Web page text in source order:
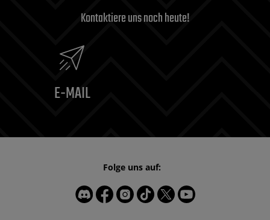
Kontaktiere uns noch heute!
E-MAIL
Folge uns auf: